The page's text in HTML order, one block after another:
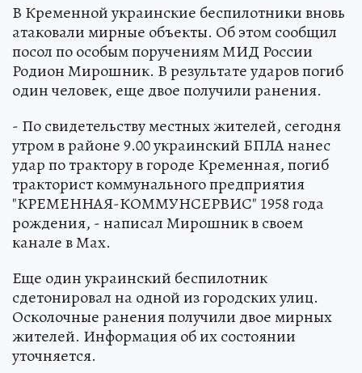
В Кременной украинские беспилотники вновь
атаковали мирные объекты. Об этом сообщил
посол по особым поручениям МИД России
Родион Мирошник. В результате ударов погиб
один человек, еще двое получили ранения.
- По свидетельству местных жителей, сегодня
утром в районе 9.00 украинский БПЛА нанес
удар по трактору в городе Кременная, погиб
тракторист коммунального предприятия
"КРЕМЕННАЯ-КОММУНСЕРВИС" 1958 года
рождения, - написал Мирошник в своем
канале в Мах.
Еще один украинский беспилотник
сдетонировал на одной из городских улиц.
Осколочные ранения получили двое мирных
жителей. Информация об их состоянии
уточняется.